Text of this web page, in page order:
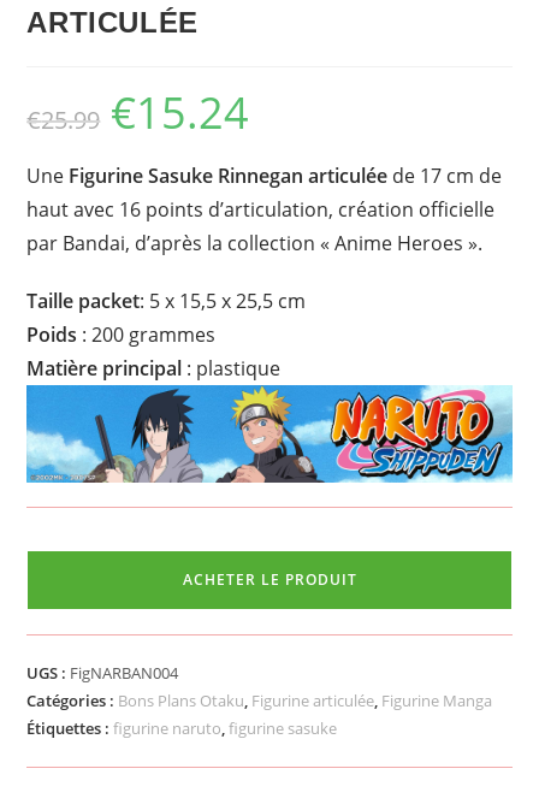
ARTICULÉE
€25.99
Le
prix
initial
€25.99.
€15.24
Une Figurine Sasuke Rinnegan articulée de 17 cm de
haut avec 16 points d’articulation, création officielle
par Bandai, d’après la collection « Anime Heroes ».
Taille packet: ‎5 x 15,5 x 25,5 cm
Poids : 200 grammes
Matière principal : plastique
ACHETER LE PRODUIT
UGS : FigNARBAN004
Catégories : Bons Plans Otaku Figurine articulée Figurine Manga
Étiquettes :figurine naruto ,figurine sasuke